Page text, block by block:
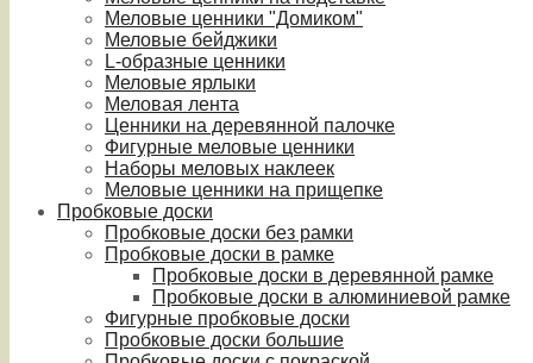
Меловые ценники "Домиком"
Меловые бейджики
L-образные ценники
Меловые ярлыки
Меловая лента
Ценники на деревянной палочке
Фигурные меловые ценники
Наборы меловых наклеек
Меловые ценники на прищепке
Пробковые доски
Пробковые доски без рамки
Пробковые доски в рамке
Пробковые доски в деревянной рамке
Пробковые доски в алюминиевой рамке
Фигурные пробковые доски
Пробковые доски большие